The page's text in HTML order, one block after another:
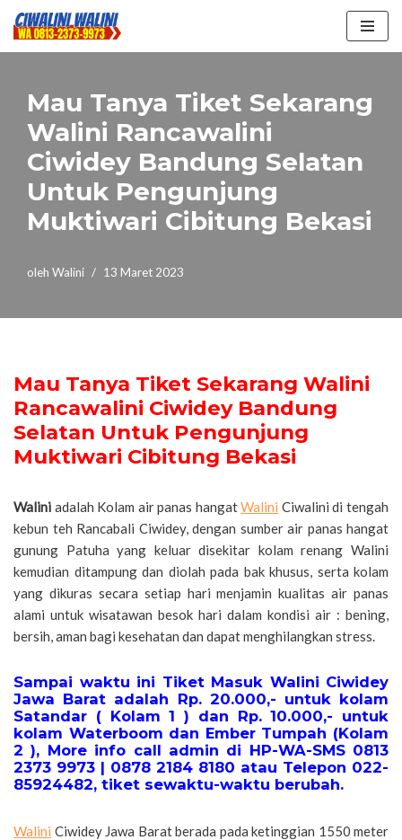
Lompat
konten
Mau Tanya Tiket Sekarang
Walini Rancawalini
Ciwidey Bandung Selatan
Untuk Pengunjung
Muktiwari Cibitung Bekasi
oleh Walini 13 Maret 2023
Mau Tanya Tiket Sekarang Walini
Rancawalini Ciwidey Bandung
Selatan Untuk Pengunjung
Muktiwari Cibitung Bekasi
Walini adalah Kolam air panas hangatWalini Ciwalini di tengah
kebun teh Rancabali Ciwidey, dengan sumber air panas hangat
gunung Patuha yang keluar disekitar kolam renang Walini
kemudian ditampung dan diolah pada bak khusus, serta kolam
yang dikuras secara setiap hari menjamin kualitas air panas
alami untuk wisatawan besok hari dalam kondisi air : bening,
bersih, aman bagi kesehatan dan dapat menghilangkan stress.
Sampai waktu ini Tiket Masuk Walini Ciwidey
Jawa Barat adalah Rp. 20.000,- untuk kolam
Satandar ( Kolam 1 ) dan Rp. 10.000,- untuk
kolam Waterboom dan Ember Tumpah (Kolam
2 ), More info call admin di HP-WA-SMS 0813
2373 9973 | 0878 2184 8180 atau Telepon 022-
85924482, tiket sewaktu-waktu berubah.
Walini Ciwidey Jawa Barat berada pada ketinggian 1550 meter